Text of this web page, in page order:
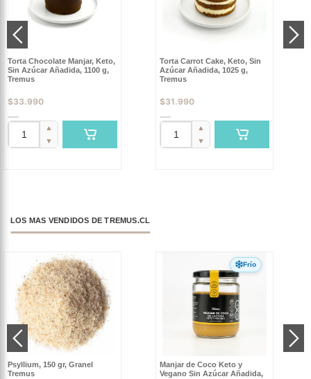
Torta Chocolate Manjar, Keto,
Sin Azúcar Añadida, 1100 g,
Tremus
$33.990
▲
▼
Torta Carrot Cake, Keto, Sin
Azúcar Añadida, 1025 g,
Tremus
$31.990
▲
▼
LOS MAS VENDIDOS DE TREMUS.CL
Psyllium, 150 gr, Granel
Tremus
Frío
Manjar de Coco Keto y
Vegano Sin Azúcar Añadida,